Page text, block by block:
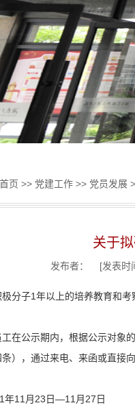
页 >> 党建工作 >> 党员发展
关于
发布者： [发表时
分子1年以上的培养教育和
在公示期内，根据公示对象
条），通过来电、来函或直
年11月23日—11月27日